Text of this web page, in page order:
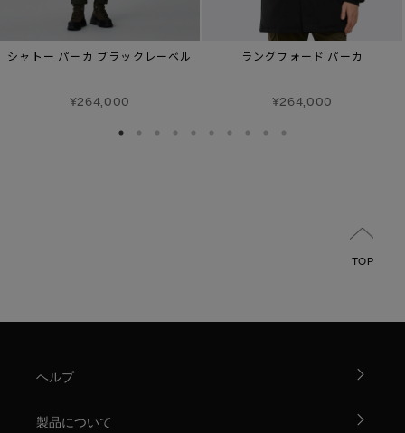
シャトー パーカ ブラックレーベル
¥264,000
ラングフォード パーカ
¥264,000
TOP
ヘルプ
製品について